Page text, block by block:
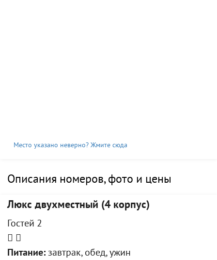
Место указано неверно? Жмите сюда
Описания номеров, фото и цены
Люкс двухместный (4 корпус)
Гостей 2
Питание: завтрак, обед, ужин